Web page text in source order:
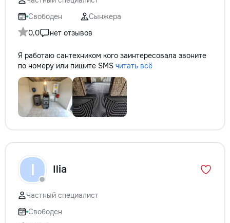
Свободен
Сынжера
0,0
нет отзывов
Я работаю сантехником кого заинтересовала звоните
по номеру или пишите SMS читать всё
I Ilia
Частный специалист
Свободен